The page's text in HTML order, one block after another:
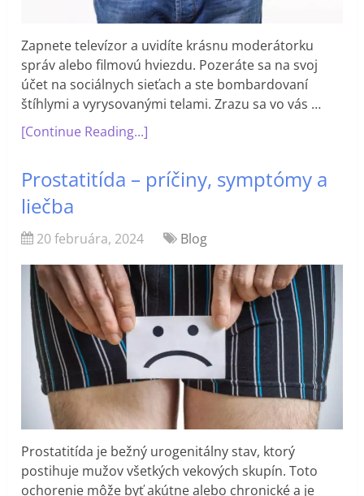
Zapnete televízor a uvidíte krásnu moderátorku
správ alebo filmovú hviezdu. Pozeráte sa na svoj
účet na sociálnych sieťach a ste bombardovaní
štíhlymi a vyrysovanými telami. Zrazu sa vo vás …
[Continue Reading...]
Prostatitída – príčiny, symptómy a
liečba
20 februára, 2024 Blog
Prostatitída je bežný urogenitálny stav, ktorý
postihuje mužov všetkých vekových skupín. Toto
ochorenie môže byť akútne alebo chronické a je